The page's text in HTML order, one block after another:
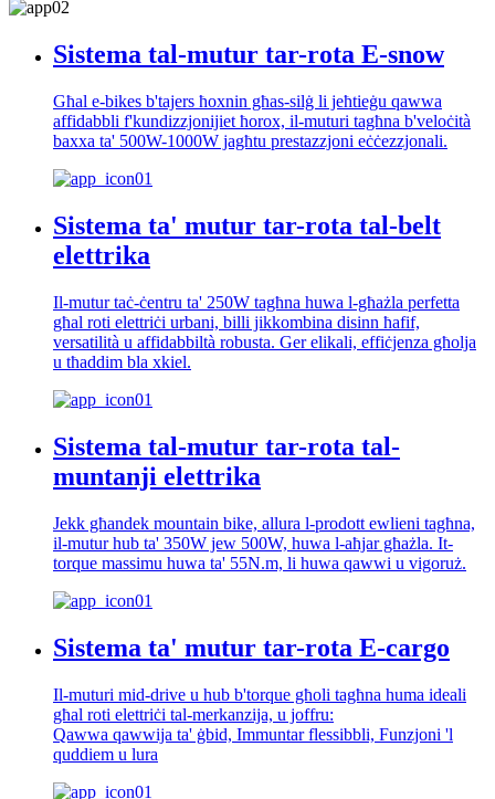
Sistema tal-mutur tar-rota E-snow
Għal e-bikes b'tajers ħoxnin għas-silġ li jeħtieġu qawwa
affidabbli f'kundizzjonijiet ħorox, il-muturi tagħna b'veloċità
baxxa ta' 500W-1000W jagħtu prestazzjoni eċċezzjonali.
Sistema ta' mutur tar-rota tal-belt
elettrika
Il-mutur taċ-ċentru ta' 250W tagħna huwa l-għażla perfetta
għal roti elettriċi urbani, billi jikkombina disinn ħafif,
versatilità u affidabbiltà robusta. Ger elikali, effiċjenza għolja
u tħaddim bla xkiel.
Sistema tal-mutur tar-rota tal-
muntanji elettrika
Jekk għandek mountain bike, allura l-prodott ewlieni tagħna,
il-mutur hub ta' 350W jew 500W, huwa l-aħjar għażla. It-
torque massimu huwa ta' 55N.m, li huwa qawwi u vigoruż.
Sistema ta' mutur tar-rota E-cargo
Il-muturi mid-drive u hub b'torque għoli tagħna huma ideali
għal roti elettriċi tal-merkanzija, u joffru:
Qawwa qawwija ta' ġbid, Immuntar flessibbli, Funzjoni 'l
quddiem u lura